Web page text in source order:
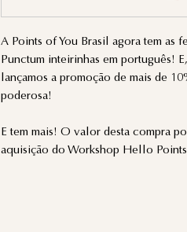
A Points of You Brasil agora tem as
Punctum inteirinhas em português!
lançamos a promoção de mais de
poderosa!
E tem mais! O valor desta compra
aquisição do Workshop Hello